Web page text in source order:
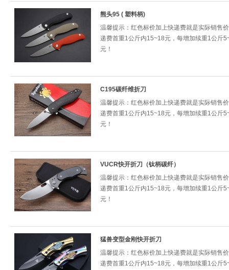
熊头95 ( 塑料柄)
温馨提示：红色标价加上快递费就是实际销售
递费首重1公斤内15~18元，每增加续重1公斤
元！
C195碳纤维折刀
温馨提示：红色标价加上快递费就是实际销售
递费首重1公斤内15~18元，每增加续重1公斤
元！
VUCR快开折刀（钛柄碳纤）
温馨提示：红色标价加上快递费就是实际销售
递费首重1公斤内15~18元，每增加续重1公斤
元！
猛兽变型金刚快开折刀
温馨提示：红色标价加上快递费就是实际销售
递费首重1公斤内15~18元，每增加续重1公斤